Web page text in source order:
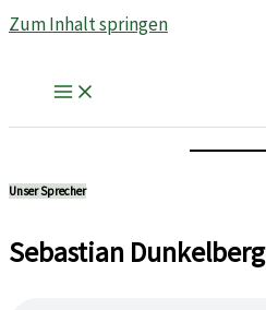
Zum Inhalt springen
Unser Sprecher
Sebastian Dunkelberg